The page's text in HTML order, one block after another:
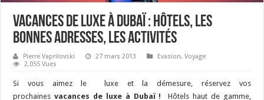
Vacances de luxe à Dubaï : hôtels, les
bonnes adresses, les activités
Pierre Vaprilovski 27 mars 2013 Evasion,Voyage
2,055 Vues
Si vous aimez le luxe et la démesure, réservez vos
prochainesvacances de luxe à Dubaï ! Hôtels haut de gamme,